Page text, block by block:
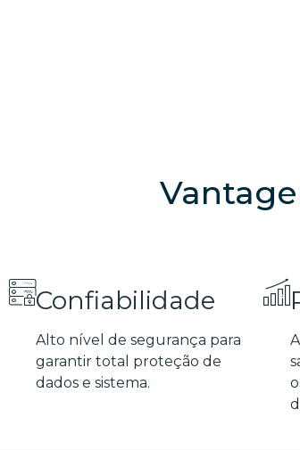
Confiabilidade
Alto nível de segurança para
garantir total proteção de
dados e sistema.